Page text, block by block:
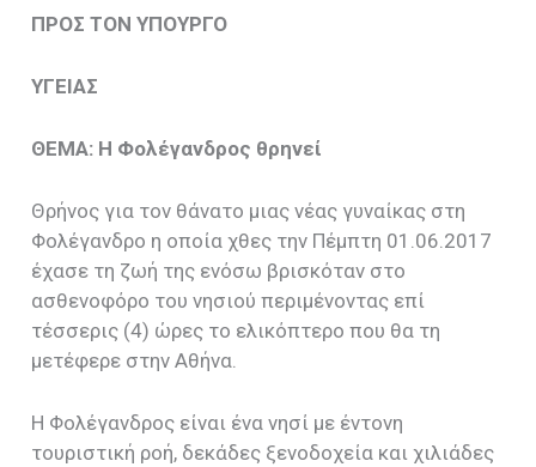
ΠΡΟΣ ΤΟΝ ΥΠΟΥΡΓΟ
ΥΓΕΙΑΣ
ΘΕΜΑ: Η Φολέγανδρος θρηνεί
Θρήνος για τον θάνατο μιας νέας γυναίκας στη
Φολέγανδρο η οποία χθες την Πέμπτη 01.06.2017
έχασε τη ζωή της ενόσω βρισκόταν στο
ασθενοφόρο του νησιού περιμένοντας επί
τέσσερις (4) ώρες το ελικόπτερο που θα τη
μετέφερε στην Αθήνα.
Η Φολέγανδρος είναι ένα νησί με έντονη
τουριστική ροή, δεκάδες ξενοδοχεία και χιλιάδες